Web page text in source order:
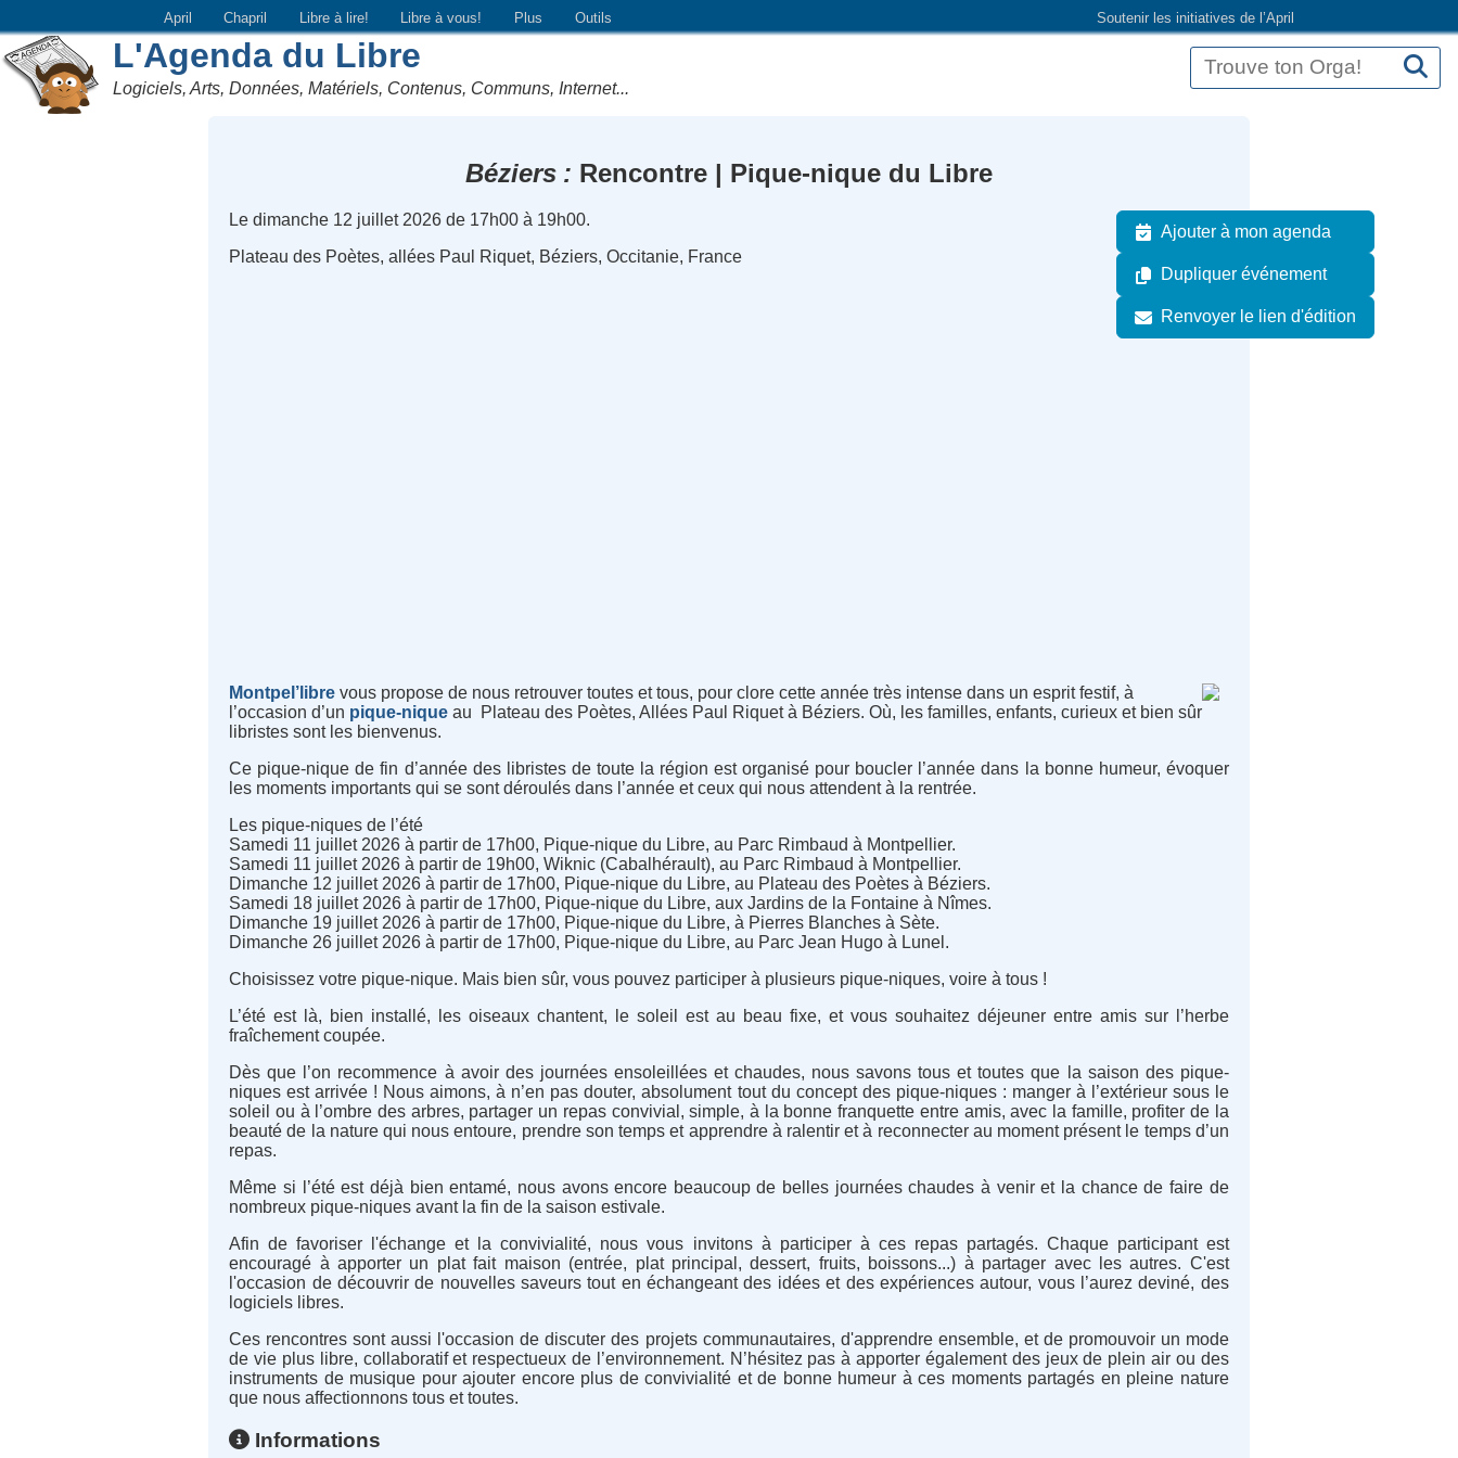
Soutenir les initiatives de l’April
April Chapril Libre à lire! Libre à vous! Plus Outils
L'Agenda du Libre
Logiciels, Arts, Données, Matériels, Contenus, Communs, Internet...
Béziers Rencontre | Pique-nique du Libre
Ajouter à mon agenda
Dupliquer événement
Renvoyer le lien d'édition
Le dimanche 12 juillet 2026 de 17h00 à 19h00.
Plateau des Poètes, allées Paul Riquet, Béziers, Occitanie, France
Montpel’libre vous propose de nous retrouver toutes et tous, pour clore cette année très intense dans un esprit festif, à
l’occasion d’un pique-nique au Plateau des Poètes, Allées Paul Riquet à Béziers. Où, les familles, enfants, curieux et bien sûr
libristes sont les bienvenus.
Ce pique-nique de fin d’année des libristes de toute la région est organisé pour boucler l’année dans la bonne humeur, évoquer
les moments importants qui se sont déroulés dans l’année et ceux qui nous attendent à la rentrée.
Les pique-niques de l’été
Samedi 11 juillet 2026 à partir de 17h00, Pique-nique du Libre, au Parc Rimbaud à Montpellier.
Samedi 11 juillet 2026 à partir de 19h00, Wiknic (Cabalhérault), au Parc Rimbaud à Montpellier.
Dimanche 12 juillet 2026 à partir de 17h00, Pique-nique du Libre, au Plateau des Poètes à Béziers.
Samedi 18 juillet 2026 à partir de 17h00, Pique-nique du Libre, aux Jardins de la Fontaine à Nîmes.
Dimanche 19 juillet 2026 à partir de 17h00, Pique-nique du Libre, à Pierres Blanches à Sète.
Dimanche 26 juillet 2026 à partir de 17h00, Pique-nique du Libre, au Parc Jean Hugo à Lunel.
Choisissez votre pique-nique. Mais bien sûr, vous pouvez participer à plusieurs pique-niques, voire à tous !
L’été est là, bien installé, les oiseaux chantent, le soleil est au beau fixe, et vous souhaitez déjeuner entre amis sur l’herbe
fraîchement coupée.
Dès que l’on recommence à avoir des journées ensoleillées et chaudes, nous savons tous et toutes que la saison des pique-
niques est arrivée ! Nous aimons, à n’en pas douter, absolument tout du concept des pique-niques : manger à l’extérieur sous le
soleil ou à l’ombre des arbres, partager un repas convivial, simple, à la bonne franquette entre amis, avec la famille, profiter de la
beauté de la nature qui nous entoure, prendre son temps et apprendre à ralentir et à reconnecter au moment présent le temps d’un
repas.
Même si l’été est déjà bien entamé, nous avons encore beaucoup de belles journées chaudes à venir et la chance de faire de
nombreux pique-niques avant la fin de la saison estivale.
Afin de favoriser l'échange et la convivialité, nous vous invitons à participer à ces repas partagés. Chaque participant est
encouragé à apporter un plat fait maison (entrée, plat principal, dessert, fruits, boissons...) à partager avec les autres. C'est
l'occasion de découvrir de nouvelles saveurs tout en échangeant des idées et des expériences autour, vous l’aurez deviné, des
logiciels libres.
Ces rencontres sont aussi l'occasion de discuter des projets communautaires, d'apprendre ensemble, et de promouvoir un mode
de vie plus libre, collaboratif et respectueux de l’environnement. N’hésitez pas à apporter également des jeux de plein air ou des
instruments de musique pour ajouter encore plus de convivialité et de bonne humeur à ces moments partagés en pleine nature
que nous affectionnons tous et toutes.
Informations